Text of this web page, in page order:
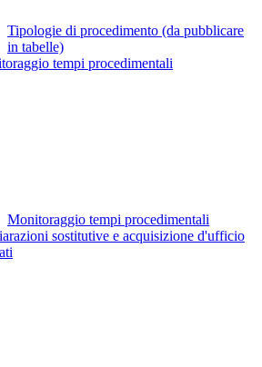
Tipologie di procedimento (da pubblicare
in tabelle)
tempi procedimentali
Monitoraggio tempi procedimentali
sostitutive e acquisizione d'ufficio